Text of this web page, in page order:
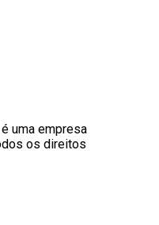
uma empresa
os direitos